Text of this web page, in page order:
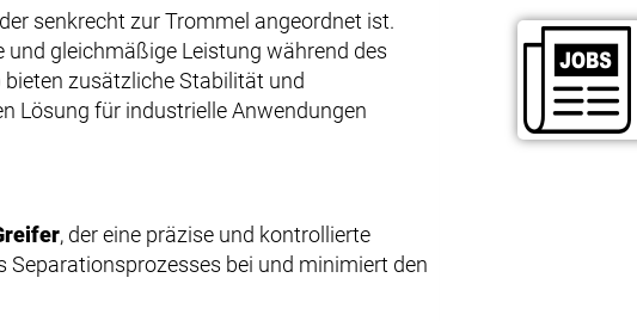
senkrecht zur Trommel angeordnet ist.
gleichmäßige Leistung während des
bieten zusätzliche Stabilität und
Lösung für industrielle Anwendungen
, der eine präzise und kontrollierte
bei und minimiert den